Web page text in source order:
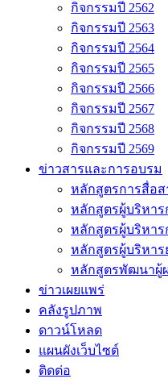
กิจกรรมปี 2562
กิจกรรมปี 2563
กิจกรรมปี 2564
กิจกรรมปี 2565
กิจกรรมปี 2566
กิจกรรมปี 2567
กิจกรรมปี 2568
กิจกรรมปี 2569
ข่าวสารและการอบรม
หลักสูตรการสื่อ
หลักสูตรผู้บริหาร
หลักสูตรผู้บริหาร
หลักสูตรผู้บริหาร
หลักสูตรพัฒนาผู้ผ
ข่าวเผยแพร่
คลังรูปภาพ
ดาวน์โหลด
แผนผังเว็บไซต์
ติดต่อ